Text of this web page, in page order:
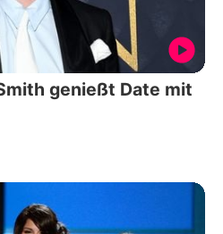
genießt Date mit